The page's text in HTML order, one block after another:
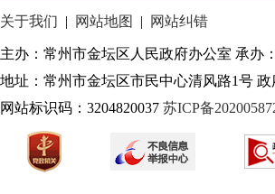
关于我们 | 网站地图 | 网站纠错
主办：常州市金坛区人民政府办公室 承办
地址：常州市金坛区市民中心清风路1号
网站标识码：3204820037 苏ICP备